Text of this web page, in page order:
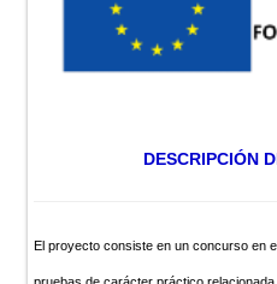
DESCRIPCIÓN
El proyecto consiste en un concurso en